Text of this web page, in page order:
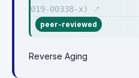
019-00338-x)
↗
peer-reviewed
Reverse Aging